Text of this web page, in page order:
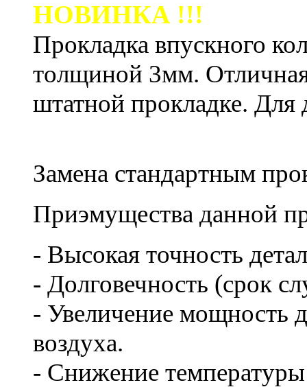
НОВИНКА !!!
Прокладка впускного
толщиной 3мм.
штатной прокладке. Для
Замена стандартным
Приэмущества данной
- Высокая точность
- Долговечность (срок
- Увеличение мощность
воздуха.
- Снижение